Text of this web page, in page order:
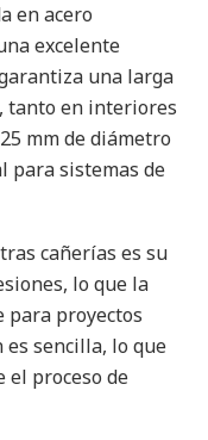
en acero
excelente
una larga
tanto en interiores
mm de diámetro
para sistemas de
cañerías es su
lo que la
para proyectos
es sencilla, lo que
el proceso de